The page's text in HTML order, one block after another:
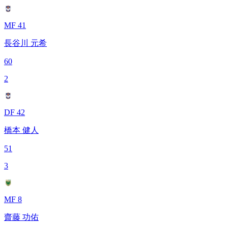
MF 41
長谷川 元希
60
2
DF 42
橋本 健人
51
3
MF 8
齋藤 功佑